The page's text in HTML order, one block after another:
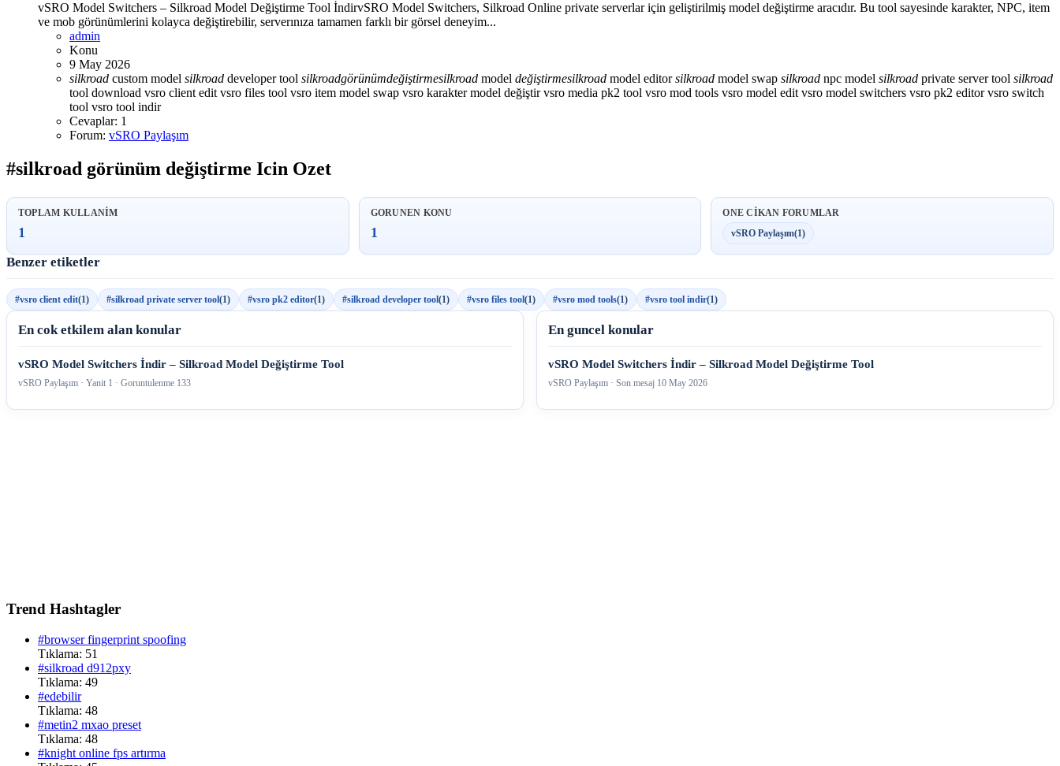
vSRO Model Switchers – Silkroad Model Değiştirme Tool İndirvSRO Model Switchers, Silkroad Online private serverlar için geliştirilmiş model değiştirme aracıdır. Bu tool sayesinde karakter, NPC, item
ve mob görünümlerini kolayca değiştirebilir, serverınıza tamamen farklı bir görsel deneyim...
admin
Konu
9 May 2026
silkroad custom model silkroad developer tool silkroadgörünümdeğiştirmesilkroad model değiştirmesilkroad model editorsilkroad model swap silkroad npc model silkroad private server tool silkroad
tool download vsro client edit vsro files tool vsro item model swap vsro karakter model değiştirvsro media pk2 tool vsro mod tools vsro model edit vsro model switchers vsro pk2 editorvsro switch
tool vsro tool indir
Cevaplar: 1
Forum: vSRO Paylaşım
#silkroad görünüm değiştirme Icin Ozet
TOPLAM KULLANIM
1
GORUNEN KONU
1
ONE CIKAN FORUMLAR
vSRO Paylaşım(1)
Benzer etiketler
#vsro client edit(1) #silkroad private server tool(1) #vsro pk2 editor(1) #silkroad developer tool(1) #vsro files tool(1) #vsro mod tools(1) #vsro tool indir(1)
En cok etkilem alan konular
vSRO Model Switchers İndir – Silkroad Model Değiştirme Tool
vSRO Paylaşım · Yanit 1 · Goruntulenme 133
En guncel konular
vSRO Model Switchers İndir – Silkroad Model Değiştirme Tool
vSRO Paylaşım · Son mesaj 10 May 2026
Trend Hashtagler
#browser fingerprint spoofing
Tıklama: 51
#silkroad d912pxy
Tıklama: 49
#edebilir
Tıklama: 48
#metin2 mxao preset
Tıklama: 48
#knight online fps artırma